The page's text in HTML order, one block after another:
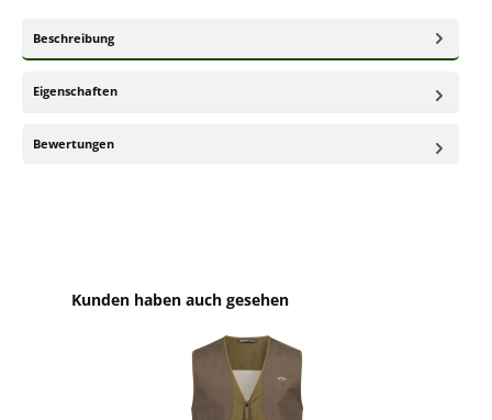
Beschreibung
Eigenschaften
Bewertungen
Produktgalerie überspringen
Kunden haben auch gesehen